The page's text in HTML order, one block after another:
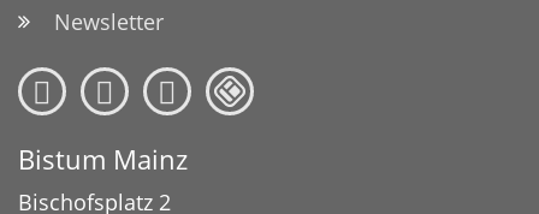
Newsletter
Bistum Mainz
Bischofsplatz 2